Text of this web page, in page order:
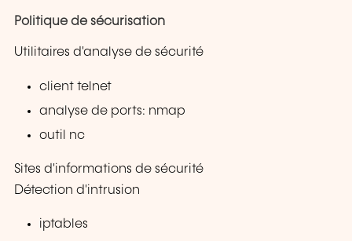
Politique de sécurisation
Utilitaires d'analyse de sécurité
client telnet
analyse de ports: nmap
outil nc
Sites d'informations de sécurité
Détection d'intrusion
iptables